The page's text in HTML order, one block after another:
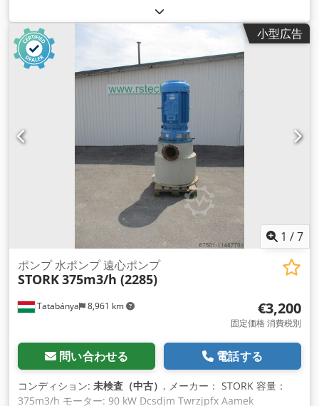
小型広告
1 /7
Tatabánya 8,961 km
ポンプ 水ポンプ 遠心ポンプ
STORK375m3/h (2285)
€3,200
固定価格 消費税別
問い合わせる 電話する
コンディション: 未検査（中古） , メーカー： STORK 容量：
375m3/h モーター: 90 kW Dcsdjm Twrzjpfx Aamek